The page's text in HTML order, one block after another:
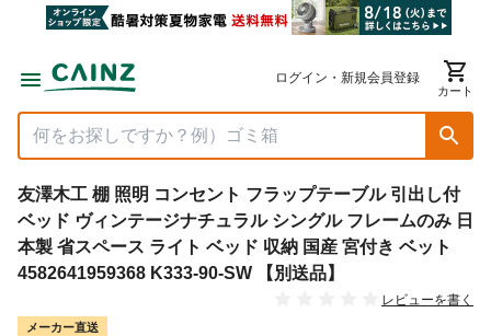
ログイン・新規会員登録
カート
友澤木工 棚 照明 コンセント フラップテーブル 引出し付
ベッド ヴィンテージナチュラル シングル フレームのみ 日
本製 省スペース ライト ベッド 収納 国産 宮付き ベット
4582641959368 K333-90-SW 【別送品】
レビューを書く
メーカー直送